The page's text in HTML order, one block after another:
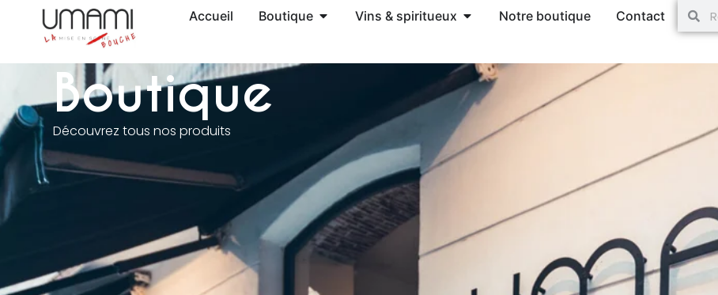
Accueil Boutique Vins & spiritueux Notre boutique Contact
Boutique
Découvrez tous nos produits